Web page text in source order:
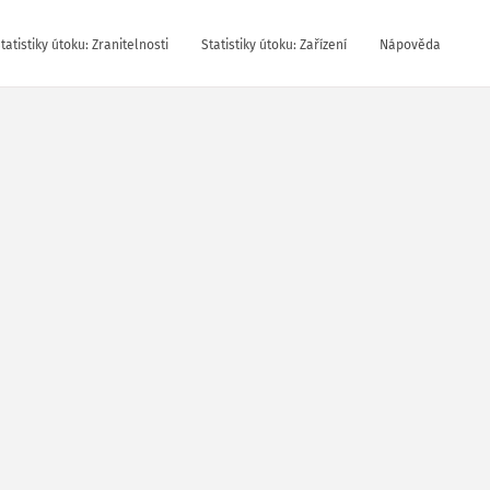
útoku: Zranitelnosti Statistiky útoku: Zařízení Nápověda